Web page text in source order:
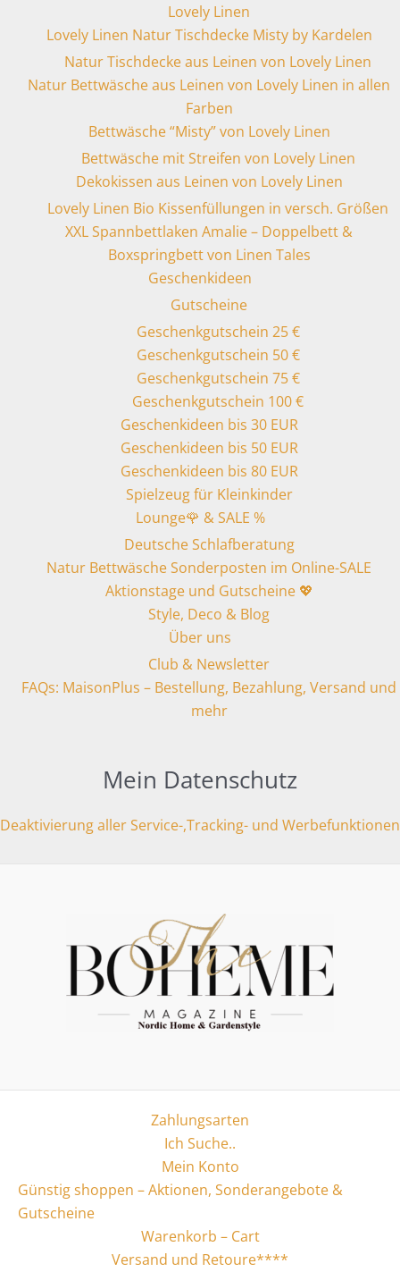
Lovely Linen
Lovely Linen Natur Tischdecke Misty by Kardelen
Natur Tischdecke aus Leinen von Lovely Linen
Natur Bettwäsche aus Leinen von Lovely Linen in allen
Farben
Bettwäsche “Misty” von Lovely Linen
Bettwäsche mit Streifen von Lovely Linen
Dekokissen aus Leinen von Lovely Linen
Lovely Linen Bio Kissenfüllungen in versch. Größen
XXL Spannbettlaken Amalie – Doppelbett &
Boxspringbett von Linen Tales
Geschenkideen
Gutscheine
Geschenkgutschein 25 €
Geschenkgutschein 50 €
Geschenkgutschein 75 €
Geschenkgutschein 100 €
Geschenkideen bis 30 EUR
Geschenkideen bis 50 EUR
Geschenkideen bis 80 EUR
Spielzeug für Kleinkinder
Lounge🌹 & SALE %
Deutsche Schlafberatung
Natur Bettwäsche Sonderposten im Online-SALE
Aktionstage und Gutscheine 💖
Style, Deco & Blog
Über uns
Club & Newsletter
FAQs: MaisonPlus – Bestellung, Bezahlung, Versand und
mehr
Mein Datenschutz
Deaktivierung aller Service-,Tracking- und Werbefunktionen
Zahlungsarten
Ich Suche..
Mein Konto
Günstig shoppen – Aktionen, Sonderangebote &
Gutscheine
Warenkorb – Cart
Versand und Retoure****